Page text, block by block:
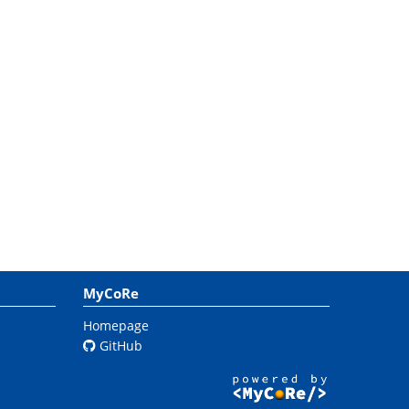
MyCoRe
Homepage
GitHub